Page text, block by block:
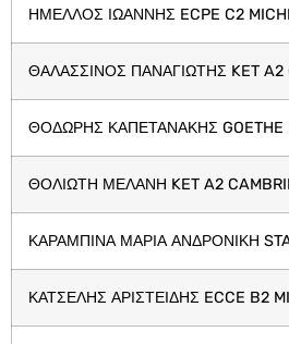
ΗΜΕΛΛΟΣ ΙΩΑΝΝΗΣ ECPE C2
ΘΑΛΑΣΣΙΝΟΣ ΠΑΝΑΓΙΩΤΗΣ KET A2
ΘΟΔΩΡΗΣ ΚΑΠΕΤΑΝΑΚΗΣ GOETHE
ΘΟΛΙΩΤΗ ΜΕΛΑΝΗ KET A2
ΚΑΡΑΜΠΙΝΑ ΜΑΡΙΑ ΑΝΔΡΟΝΙΚΗ
ΚΑΤΣΕΛΗΣ ΑΡΙΣΤΕΙΔΗΣ ECCE B2